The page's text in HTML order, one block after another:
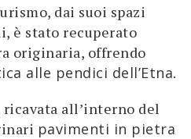
dai suoi spazi
è stato recuperato
originaria, offrendo
alle pendici dell’Etna.
ricavata all’interno del
pavimenti in pietra